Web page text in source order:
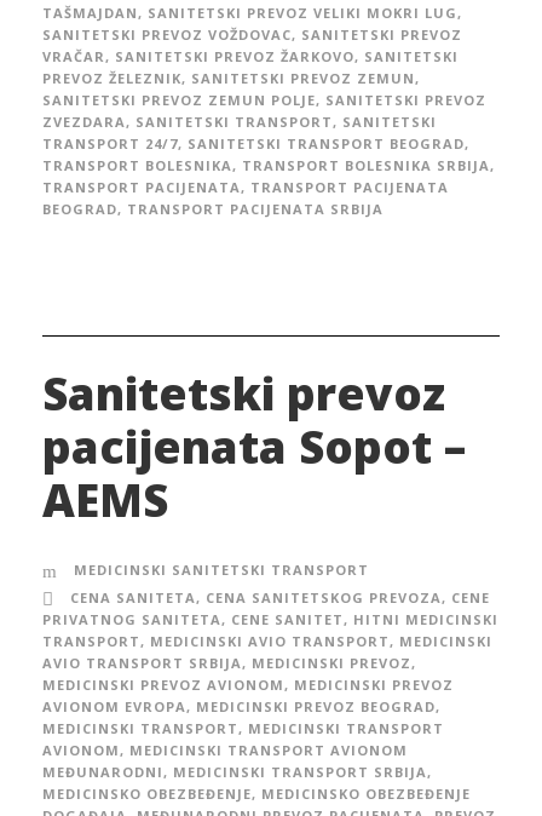
TAŠMAJDAN , SANITETSKI PREVOZ VELIKI MOKRI LUG ,
SANITETSKI PREVOZ VOŽDOVAC, SANITETSKI PREVOZ
VRAČAR , SANITETSKI PREVOZ ŽARKOVO, SANITETSKI
PREVOZ ŽELEZNIK, SANITETSKI PREVOZ ZEMUN ,
SANITETSKI PREVOZ ZEMUN POLJE, SANITETSKI PREVOZ
ZVEZDARA , SANITETSKI TRANSPORT , SANITETSKI
TRANSPORT 24/7, SANITETSKI TRANSPORT BEOGRAD,
TRANSPORT BOLESNIKA , TRANSPORT BOLESNIKA SRBIJA ,
TRANSPORT PACIJENATA , TRANSPORT PACIJENATA
BEOGRAD, TRANSPORT PACIJENATA SRBIJA
Sanitetski prevoz
pacijenata Sopot –
AEMS
MEDICINSKI SANITETSKI TRANSPORT
CENA SANITETA, CENA SANITETSKOG PREVOZA, CENE
PRIVATNOG SANITETA, CENE SANITET, HITNI MEDICINSKI
TRANSPORT, MEDICINSKI AVIO TRANSPORT, MEDICINSKI
AVIO TRANSPORT SRBIJA, MEDICINSKI PREVOZ,
MEDICINSKI PREVOZ AVIONOM, MEDICINSKI PREVOZ
AVIONOM EVROPA, MEDICINSKI PREVOZ BEOGRAD,
MEDICINSKI TRANSPORT, MEDICINSKI TRANSPORT
AVIONOM, MEDICINSKI TRANSPORT AVIONOM
MEĐUNARODNI, MEDICINSKI TRANSPORT SRBIJA,
MEDICINSKO OBEZBEĐENJE, MEDICINSKO OBEZBEĐENJE